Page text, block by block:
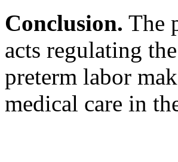
Сonclusion. The
acts regulating
preterm labor
medical care in